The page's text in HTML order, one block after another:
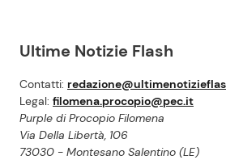
Ultime Notizie Flash
Contatti:
Legal: filomena.procopio@pec.it
Purple di Procopio Filomena
Via Della Libertà, 106
73030 - Montesano Salentino (LE)